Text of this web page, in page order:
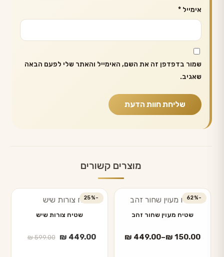
אימייל *
שמור בדפדפן זה את השם, האימייל והאתר שלי לפעם הבאה
שאגיב.
מוצרים קשורים
-62%
שטיח מעוין שחור זהב
₪ 150.00
–
₪ 449.00
טווח
למוצר
מספר
-25%
שטיח צורות שיש
₪599.00
המחיר₪ 449.00
המחיר